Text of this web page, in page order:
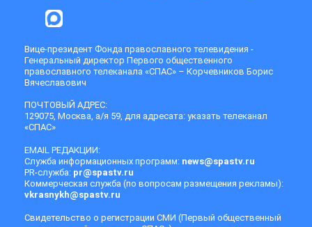
Вице-президент Фонда православного телевидения -
Генеральный директор Первого общественного
православного телеканала «СПАС» – Корчевников Борис
Вячеславович
ПОЧТОВЫЙ АДРЕС:
129075, Москва, а/я 59, для адресата: указать телеканал
«СПАС»
EMAIL РЕДАКЦИИ:
Служба информационных программ: news@spastv.ru
PR-служба: pr@spastv.ru
Коммерческая служба (по вопросам размещения рекламы):
vkrasnykh@spastv.ru
Свидетельство о регистрации СМИ (Первый общественный